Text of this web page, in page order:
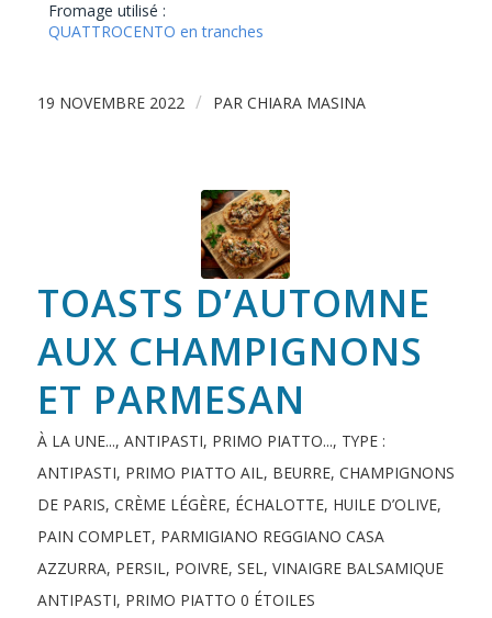
Fromage utilisé :
QUATTROCENTO en tranches
19 NOVEMBRE 2022 / PAR CHIARA MASINA
TOASTS D’AUTOMNE
AUX CHAMPIGNONS
ET PARMESAN
À LA UNE..., ANTIPASTI, PRIMO PIATTO..., TYPE :
ANTIPASTI, PRIMO PIATTO AIL, BEURRE, CHAMPIGNONS
DE PARIS, CRÈME LÉGÈRE, ÉCHALOTTE, HUILE D’OLIVE,
PAIN COMPLET, PARMIGIANO REGGIANO CASA
AZZURRA, PERSIL, POIVRE, SEL, VINAIGRE BALSAMIQUE
ANTIPASTI, PRIMO PIATTO 0 ÉTOILES